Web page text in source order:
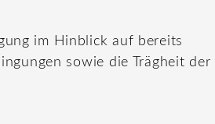
im Hinblick auf bereits
sowie die Trägheit der